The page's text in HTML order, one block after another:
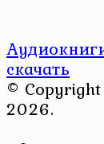
скачать
©
2026.